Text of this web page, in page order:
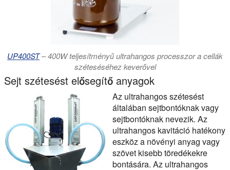
UP400ST– 400W teljesítményű ultrahangos processzor a cellák
széteséséhez keverővel
Sejt szétesést elősegítő anyagok
Az ultrahangos szétesést
általában sejtbontóknak vagy
sejtbontóknak nevezik. Az
ultrahangos kavitáció hatékony
eszköz a növényi anyag vagy
szövet kisebb töredékekre
bontására. Az ultrahangos